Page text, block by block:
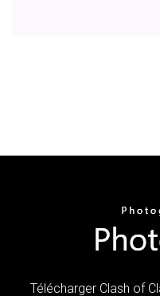
Télécharger Clash of